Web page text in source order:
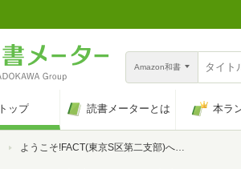
Amazon和書
トップ 読書メーターとは 本ラ
ようこそ!FACT(東京S区第二支部)へ (1) (裏少年サンデーコミックス)